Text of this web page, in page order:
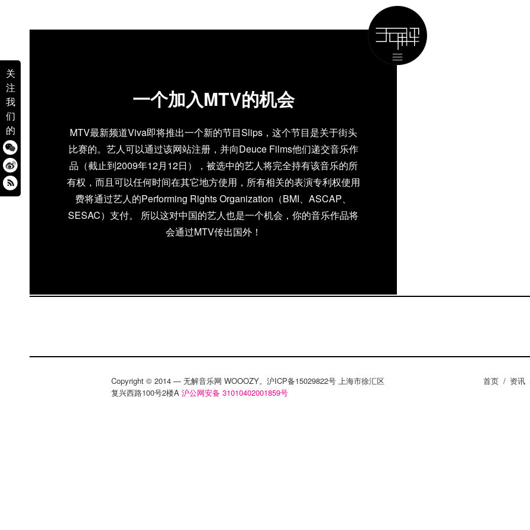
关
注
我
们
的
一个加入MTV的机会
MTV最新频道Viva即将推出一个新的节目Slips，这个节目是关于街头
比赛的。艺人可以通过该网站注册，并向Deuce Films他们递交音乐作
品（截止到2009年12月12日），被选中的艺人将完全持有该音乐的所
有权，而且可以任何时间在其它地方使用，所有相关的表演专利权使用
费将通过艺人的Performing Rights Organization（BMI、ASCAP、
SESAC）支付。 所以这对中国的艺人也是一个机会，你的音乐作品将
会通过MTV传出国外！
Copyright © 2014 — 无解音乐网 WOOOZY。沪ICP备15029822号 上海市徐汇区
复兴西路100号2楼A 沪公网安备 31010402001859号
首页 / 资讯